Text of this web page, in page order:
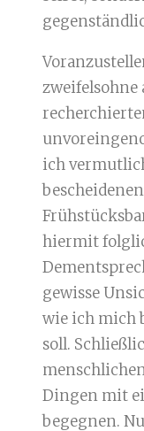
ich
hiermit
gewisse
wie ich mich
soll.
Dingen mit
begegnen.